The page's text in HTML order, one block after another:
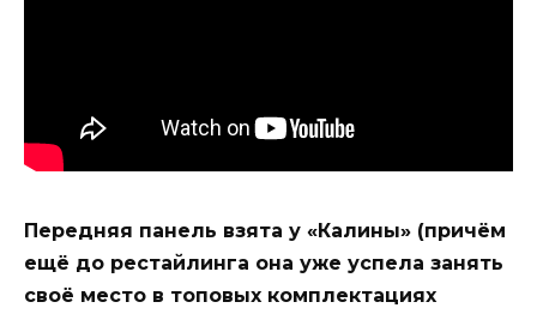
Передняя панель взята у «Калины» (причём
ещё до рестайлинга она уже успела занять
своё место в топовых комплектациях